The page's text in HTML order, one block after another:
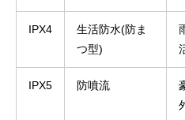
IPX4
生活防水(防ま
つ型)
IPX5 防噴流